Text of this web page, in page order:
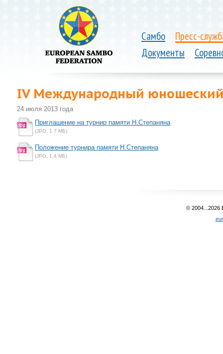
Самбо
Пресс-
Документы
IV Международный юношеский
24 июля 2013 года
Приглашение на турнир памяти Н.Степаняна
(JPG, 1.7 MБ)
Положение турнира памяти Н.Степаняна
(JPG, 1.4 MБ)
© 2004...2026